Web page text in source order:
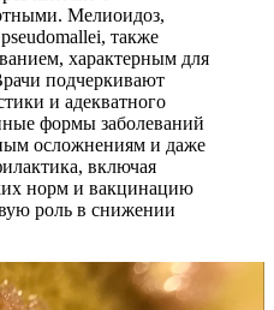
Мелиоидоз,
также
характерным для
подчеркивают
и адекватного
формы заболеваний
осложнениям и даже
включая
норм и вакцинацию
роль в снижении